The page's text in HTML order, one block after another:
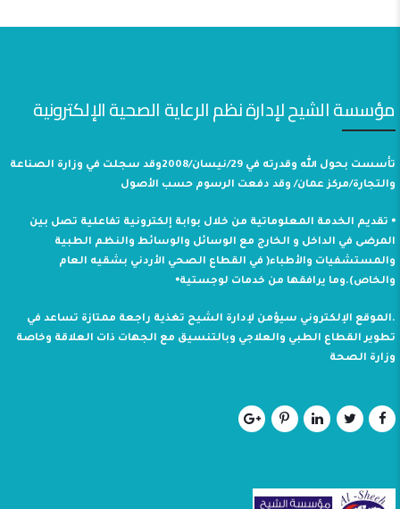
مؤسسة الشيح لإدارة نظم الرعاية الصحية الإلكترونية
تأسست بحول الله وقدرته في 29/نيسان/2008وقد سجلت في وزارة الصناعة
والتجارة/مركز عمان/ وقد دفعت الرسوم حسب الأصول
⦁ تقديم الخدمة المعلوماتية من خلال بوابة إلكترونية تفاعلية تصل بين
المرضى في الداخل و الخارج مع الوسائل والوسائط والنظم الطبية
والمستشفيات والأطباء( في القطاع الصحي الأردني بشقيه العام
والخاص).وما يرافقها من خدمات لوجستية⦁
.الموقع الإلكتروني سيؤمن لإدارة الشيح تغذية راجعة ممتازة تساعد في
تطوير القطاع الطبي والعلاجي وبالتنسيق مع الجهات ذات العلاقة وخاصة
وزارة الصحة